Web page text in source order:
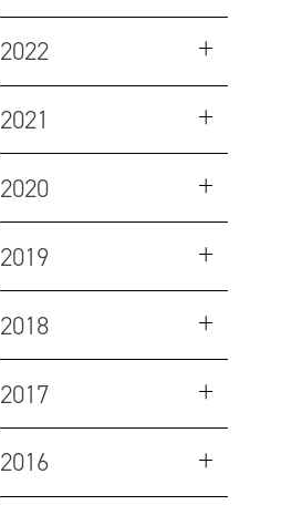
2022
2021
2020
2019
2018
2017
2016